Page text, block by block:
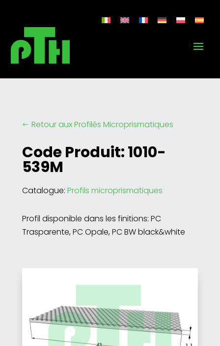
# Retour aux Profilés Microprismatiques
Code Produit: 1010-
539M
Catalogue: Profils microprismatiques
Profil disponible dans les finitions: PC
Trasparente, PC Opale, PC BW black&white